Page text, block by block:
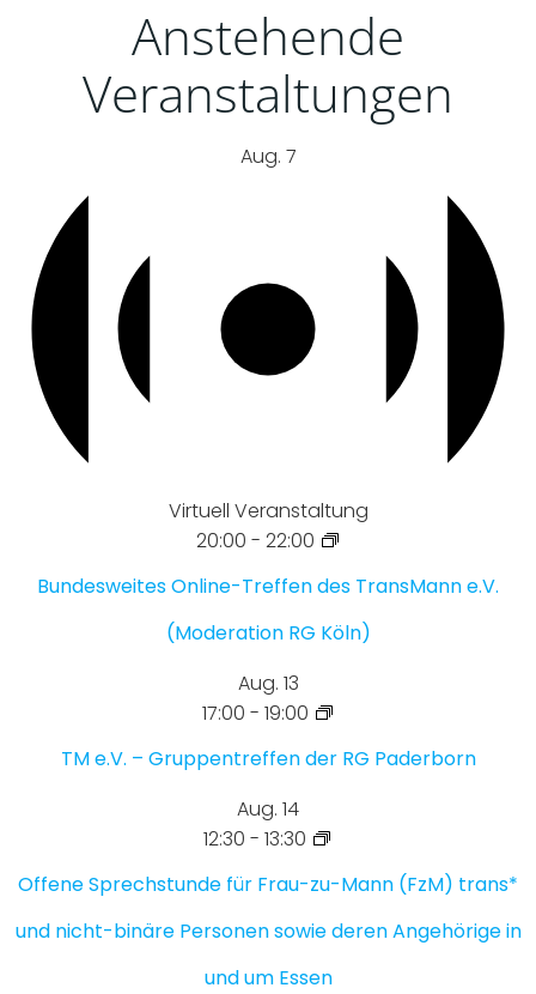
Anstehende
Veranstaltungen
Aug. 7
Virtuell Veranstaltung
20:00 - 22:00
Bundesweites Online-Treffen des TransMann e.V.
(Moderation RG Köln)
Aug. 13
17:00 - 19:00
TM e.V. – Gruppentreffen der RG Paderborn
Aug. 14
12:30 - 13:30
Offene Sprechstunde für Frau-zu-Mann (FzM) trans*
und nicht-binäre Personen sowie deren Angehörige in
und um Essen